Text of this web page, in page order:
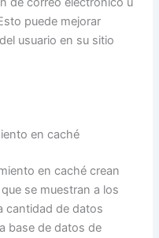
puede mejorar
usuario en su sitio
en caché
en caché crean
se muestran a los
cantidad de datos
base de datos de